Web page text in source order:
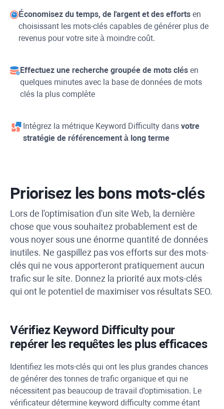
Économisez du temps, de l'argent et des efforts en
choisissant les mots-clés capables de générer plus de
revenus pour votre site à moindre coût.
Effectuez une recherche groupée de mots clésen
quelques minutes avec la base de données de mots
clés la plus complète
Intégrez la métrique Keyword Difficulty dansvotre
stratégie de référencement à long terme
Priorisez les bons mots-clés
Lors de l'optimisation d'un site Web, la dernière
chose que vous souhaitez probablement est de
vous noyer sous une énorme quantité de données
inutiles. Ne gaspillez pas vos efforts sur des mots-
clés qui ne vous apporteront pratiquement aucun
trafic sur le site. Donnez la priorité aux mots-clés
qui ont le potentiel de maximiser vos résultats SEO.
Vérifiez Keyword Difficultypour
repérer les requêtes les plus efficaces
Identifiez les mots-clés qui ont les plus grandes chances
de générer des tonnes de trafic organique et qui ne
nécessitent pas beaucoup de travail d'optimisation. Le
vérificateur détermine keyword difficulty comme étant